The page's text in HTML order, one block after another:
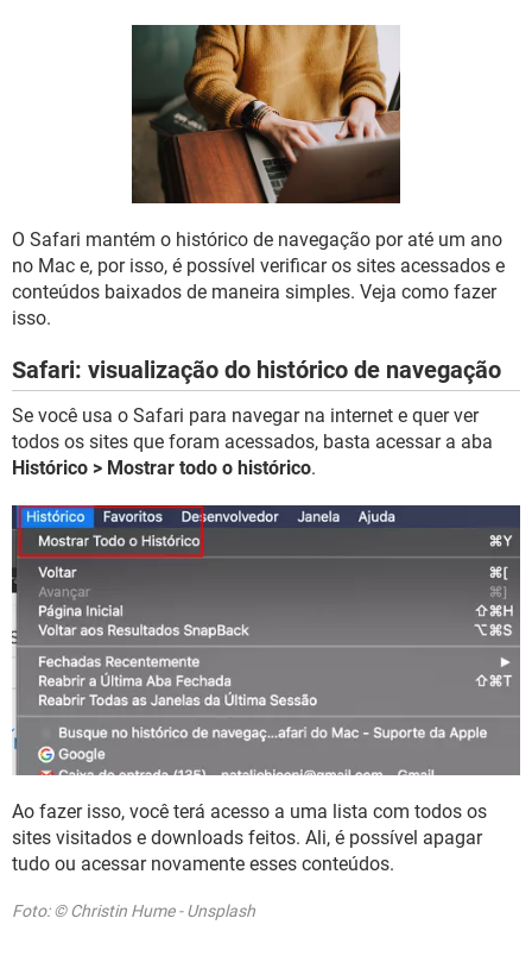
GMAIL
O Safari mantém o histórico de navegação por até um ano
no Mac e, por isso, é possível verificar os sites acessados e
conteúdos baixados de maneira simples. Veja como fazer
isso.
Safari: visualização do histórico de navegação
Se você usa o Safari para navegar na internet e quer ver
todos os sites que foram acessados, basta acessar a aba
Histórico > Mostrar todo o histórico.
Ao fazer isso, você terá acesso a uma lista com todos os
sites visitados e downloads feitos. Ali, é possível apagar
tudo ou acessar novamente esses conteúdos.
Foto: © Christin Hume - Unsplash